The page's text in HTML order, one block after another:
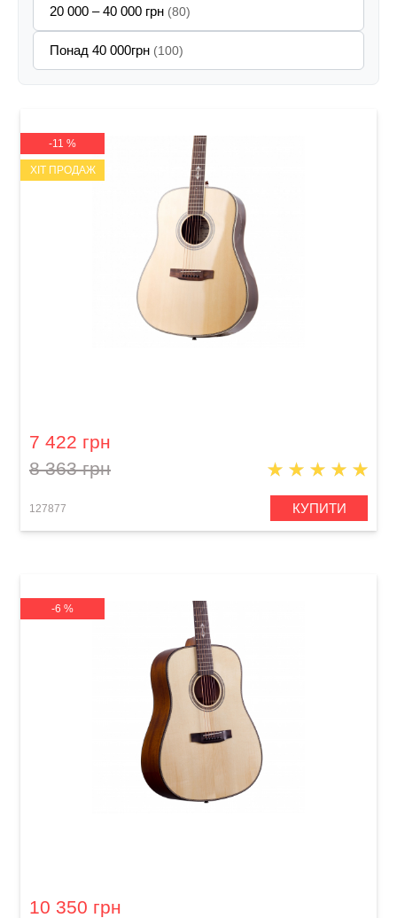
20 000 – 40 000 грн (80)
Понад 40 000грн (100)
-11 %
ХІТ ПРОДАЖ
7 422 грн
8 363 грн
127877 КУПИТИ
-6 %
10 350 грн